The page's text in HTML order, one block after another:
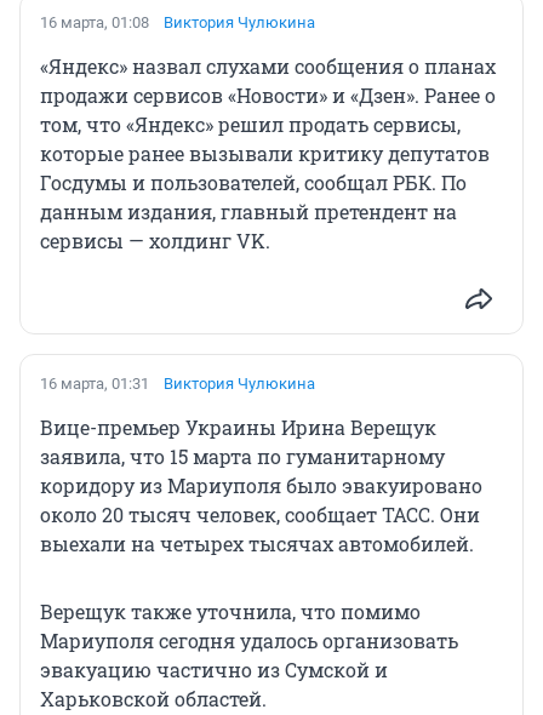
16 марта, 01:08 Виктория Чулюкина
«Яндекс» назвал слухами сообщения о планах
продажи сервисов «Новости» и «Дзен». Ранее о
том, что «Яндекс» решил продать сервисы,
которые ранее вызывали критику депутатов
Госдумы и пользователей, сообщал РБК. По
данным издания, главный претендент на
сервисы — холдинг VK.
16 марта, 01:31 Виктория Чулюкина
Вице-премьер Украины Ирина Верещук
заявила, что 15 марта по гуманитарному
коридору из Мариуполя было эвакуировано
около 20 тысяч человек, сообщает ТАСС. Они
выехали на четырех тысячах автомобилей.
Верещук также уточнила, что помимо
Мариуполя сегодня удалось организовать
эвакуацию частично из Сумской и
Харьковской областей.